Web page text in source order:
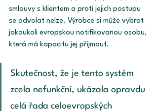
smlouvy s klientem a proti jejich postupu
se odvolat nelze. Výrobce si může vybrat
jakoukoli evropskou notifikovanou osobu,
která má kapacitu jej přijmout.
Skutečnost, že je tento systém
zcela nefunkční, ukázala opravdu
celá řada celoevropských